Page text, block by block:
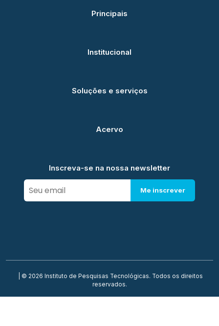
Principais
Institucional
Soluções e serviços
Acervo
Inscreva-se na nossa newsletter
Me inscrever
| © 2026 Instituto de Pesquisas Tecnológicas. Todos os direitos
reservados.